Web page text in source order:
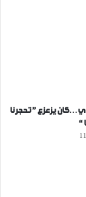
يزعزع ” تحجرنا
“